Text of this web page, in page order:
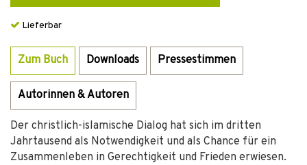
Lieferbar
Zum Buch Downloads Pressestimmen
Autorinnen & Autoren
Der christlich-islamische Dialog hat sich im dritten
Jahrtausend als Notwendigkeit und als Chance für ein
Zusammenleben in Gerechtigkeit und Frieden erwiesen.